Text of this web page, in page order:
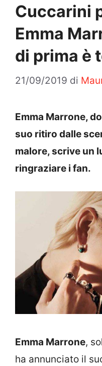
Cuccarini
Emma
di prima è
21/09/2019 di
Emma Marrone,
suo ritiro dalle
malore, scrive un
ringraziare i fan.
Emma Marrone,
ha annunciato il